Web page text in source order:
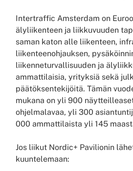
Intertraffic Amsterdam on
älyliikenteen ja liikkuvuuden
saman katon alle liikenteen,
liikenteenohjauksen,
liikenneturvallisuuden ja
ammattilaisia, yrityksiä sekä
päätöksentekijöitä. Tämän
mukana on yli 900
ohjelmalavaa, yli 300
000 ammattilaista yli 145
Jos liikut Nordic+ Pavilionin
kuuntelemaan: